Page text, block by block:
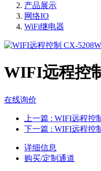
产品展示
网络IO
WiFi继电器
WIFI远程控
在线询价
上一篇 : WIFI远程控
下一篇 : WIFI远程控
详细信息
购买/定制通道